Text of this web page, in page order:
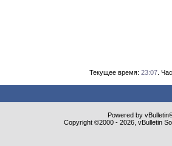
Текущее время: 23:07 .
Powered by
Copyright ©2000 - 2026, vBulletin